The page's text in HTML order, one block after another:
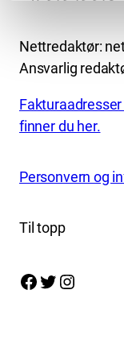
Nettredaktør:
Ansvarlig
finner du her.
Personvern og
Til topp
Facebook Twitter Instagram